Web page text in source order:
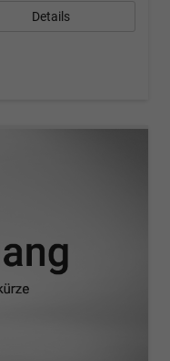
Details